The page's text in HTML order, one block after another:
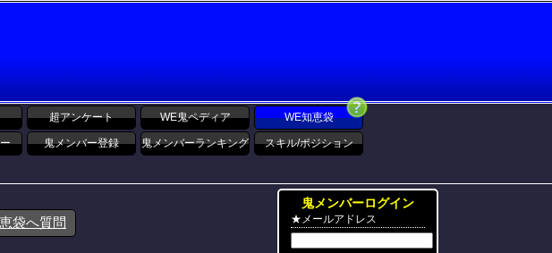
超アンケート WE鬼ペディア WE知恵袋
鬼メンバー登録 鬼メンバーランキング スキル/ポジション
袋へ質問
鬼メンバーログイン
★メールアドレス